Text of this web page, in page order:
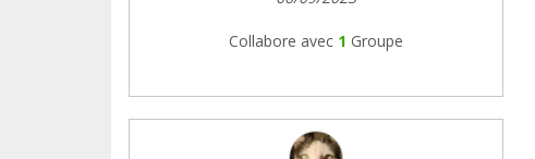
Collabore avec 1 Groupe